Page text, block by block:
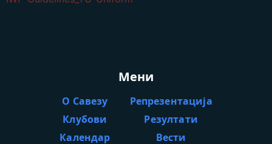
Мени
О Савезу
Репрезентација
Клубови
Резултати
Календар
Вести